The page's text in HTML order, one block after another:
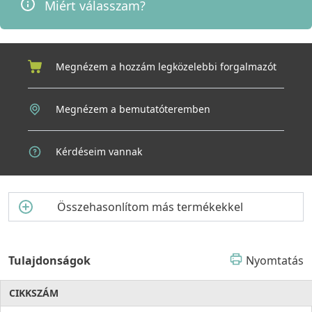
Praktikus méretezés és rugalmas beépítés
es szekrényméretbiztosítja a precíz illeszkedést. A
szerelhetőség modern, letisztult megjelenést garantál.
A csomag részeként érkező helytakarékos szifon felszabadítja a
PRO szűrő és a hozzá illő Elleci túlfolyó nemcsak esztétikusak,
hanem könnyen tisztíthatók és megbízhatóan működnek. A
rögzítőfülek egyszerűvé és stabilvá teszik a beépítést, így a
mosogató rövid időn belül használatra kész.
Miért válasszam?
Megnézem a hozzám legközelebbi forgalmazót
Megnézem a bemutatóteremben
Kérdéseim vannak
Összehasonlítom más termékekkel
Tulajdonságok Nyomtatás
CIKKSZÁM